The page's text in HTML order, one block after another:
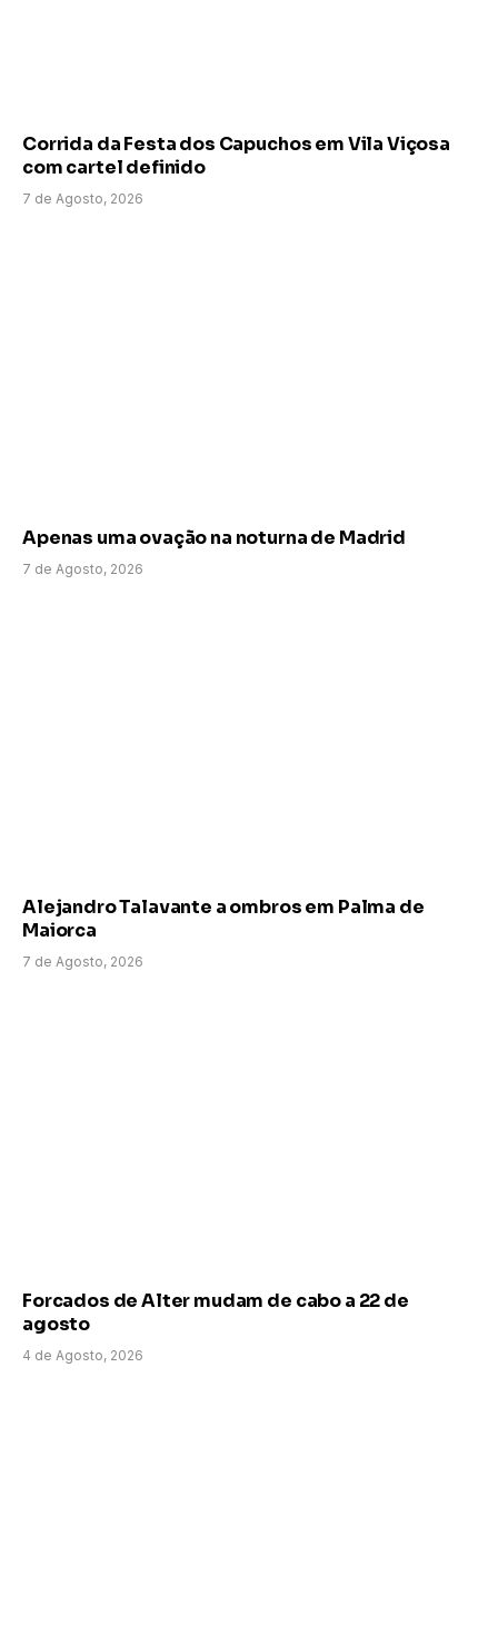
Corrida da Festa dos Capuchos em Vila Viçosa
com cartel definido
7 de Agosto, 2026
Apenas uma ovação na noturna de Madrid
7 de Agosto, 2026
Alejandro Talavante a ombros em Palma de
Maiorca
7 de Agosto, 2026
Forcados de Alter mudam de cabo a 22 de
agosto
4 de Agosto, 2026